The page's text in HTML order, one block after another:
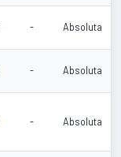
- Absoluta
- Absoluta
- Absoluta